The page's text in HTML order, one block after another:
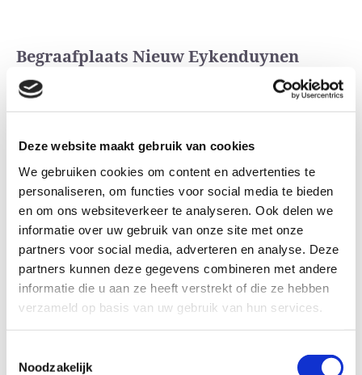
Deze website maakt gebruik van cookies
We gebruiken cookies om content en advertenties te
personaliseren, om functies voor social media te bieden
en om ons websiteverkeer te analyseren. Ook delen we
informatie over uw gebruik van onze site met onze
partners voor social media, adverteren en analyse. Deze
partners kunnen deze gegevens combineren met andere
informatie die u aan ze heeft verstrekt of die ze hebben
verzameld op basis van uw gebruik van hun services.
Noodzakelijk
Begraafplaats Nieuw Eykenduynen
Dit is een van de oudere begraafplaatsen in Den
zijn er een aantal speciale akkers voor diverse
groeperingen zoals chinezen en islamieten. Er is een
moderne aula voor het houden van een dienst
voorafgaande aan de begrafenis met een zitcapaciteit
van ca 130 personen. Bent u met een hele kleine
groep belangstellenden dan kan van de familiekamer
of het rouw café gebruik gemaakt worden voor het
houden van een afscheidsdienst.